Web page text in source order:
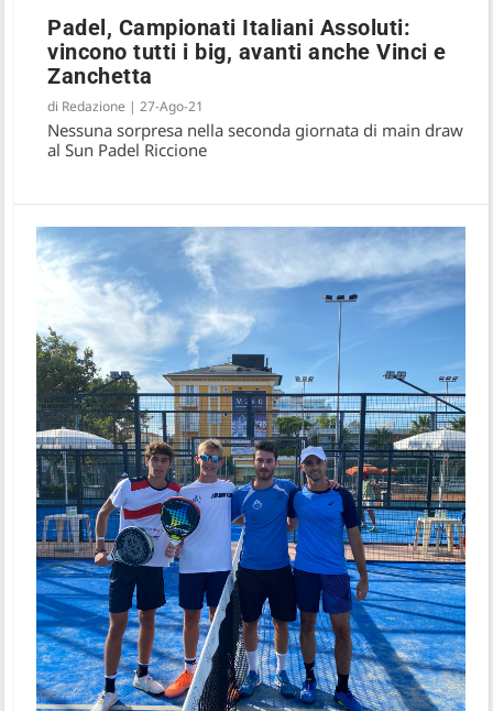
Padel, Campionati Italiani Assoluti:
vincono tutti i big, avanti anche Vinci e
Zanchetta
di Redazione |27-Ago-21
Nessuna sorpresa nella seconda giornata di main draw
al Sun Padel Riccione